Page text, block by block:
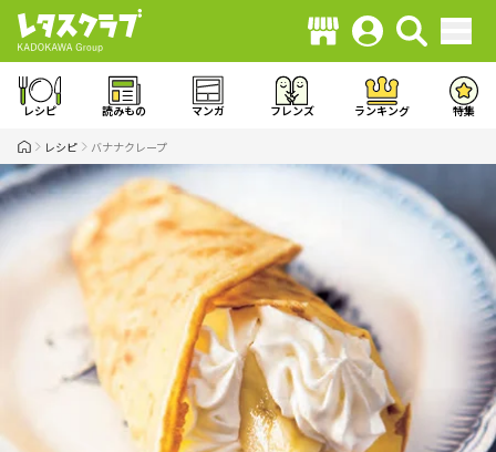
レシピ 読みもの マンガ フレンズ ランキング 特集
レシピ バナナクレープ